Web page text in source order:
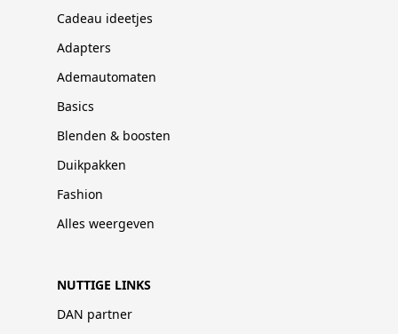
Cadeau ideetjes
Adapters
Ademautomaten
Basics
Blenden & boosten
Duikpakken
Fashion
Alles weergeven
NUTTIGE LINKS
DAN partner